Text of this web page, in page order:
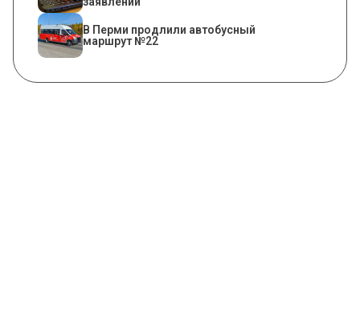
В Перми продлили автобусный
маршрут №22